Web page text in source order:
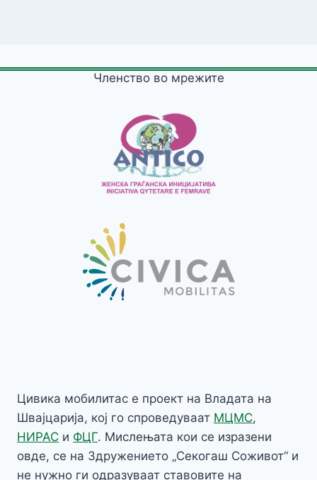
Членство во мрежите
Цивика мобилитас е проект на Владата на
Швајцарија, кој го спроведуваат МЦМС,
НИРАС и ФЦГ. Мислењата кои се изразени
овде, се на Здружението „Секогаш Соживот“ и
не нужно ги одразуваат ставовите на